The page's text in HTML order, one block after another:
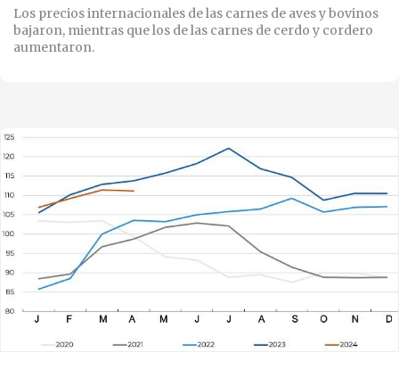
Los precios internacionales de las carnes de aves y bovinos
bajaron, mientras que los de las carnes de cerdo y cordero
aumentaron.